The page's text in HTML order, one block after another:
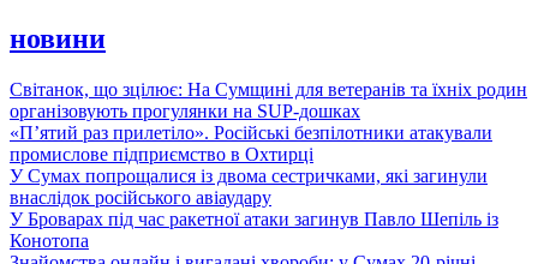
новини
Світанок, що зцілює: На Сумщині для ветеранів та їхніх родин
організовують прогулянки на SUP-дошках
«П’ятий раз прилетіло». Російські безпілотники атакували
промислове підприємство в Охтирці
У Сумах попрощалися із двома сестричками, які загинули
внаслідок російського авіаудару
У Броварах під час ракетної атаки загинув Павло Шепіль із
Конотопа